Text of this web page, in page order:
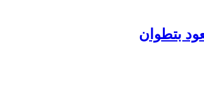
بتطوان